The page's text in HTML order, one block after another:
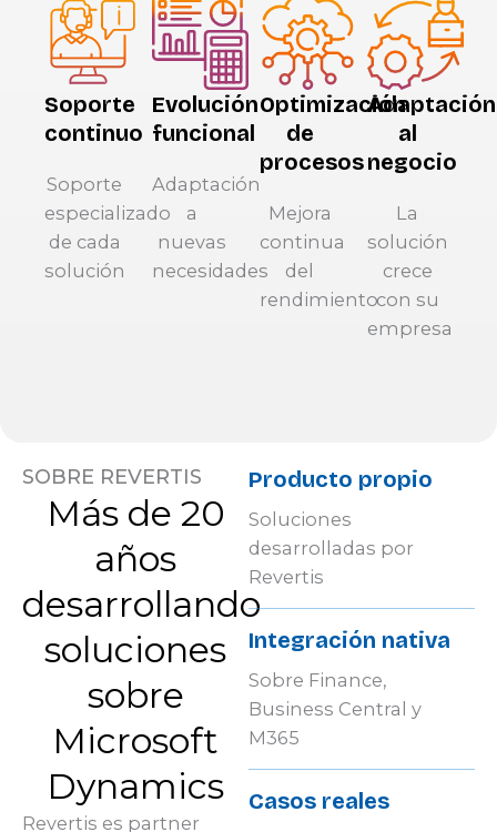
Soporte
continuo
Soporte
especializado
de cada
solución
Evolución
funcional
Adaptación
a
nuevas
necesidades
Optimización
de
procesos
Mejora
continua
del
rendimiento
Adaptación
al
negocio
La
solución
crece
con su
empresa
SOBRE REVERTIS
Más de 20
años
desarrollando
soluciones
sobre
Microsoft
Dynamics
Revertis es partner
Producto propio
Soluciones
desarrolladas por
Revertis
Integración nativa
Sobre Finance,
Business Central y
M365
Casos reales